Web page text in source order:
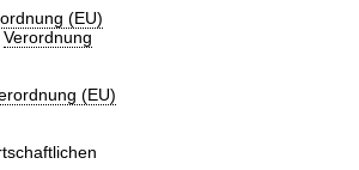
(EU)
Verordnung
(EU)